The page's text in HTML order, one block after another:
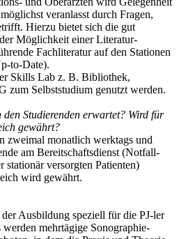
veranlasst durch Fragen,
Hierzu bietet sich die gut
Möglichkeit einer Literatur-
Fachliteratur auf den Stationen
to-Date).
Skills Lab z. B. Bibliothek,
zum Selbststudium genutzt werden.
den Studierenden erwartet? Wird für
gewährt?
zweimal monatlich werktags und
am Bereitschaftsdienst (Notfall-
versorgten Patienten)
wird gewährt.
Ausbildung speziell für die PJ-ler
mehrtägige Sonographie-